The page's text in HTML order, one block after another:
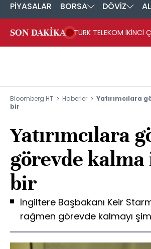
PİYASALAR BORSA DÖVİZ
SON DAKİKA TÜRK TELEKOM İKİNCİ
Bloomberg HT Haberler
Yatırımcılara
bir
Yatırımcılara
görevde
bir
İngiltere Başbakanı Keir
rağmen görevde kalmayı